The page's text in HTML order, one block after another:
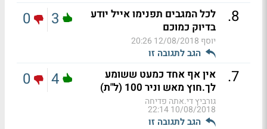
8
.
לכל המגבים תפנימו אייל יודע
בדיוק כמוכם
יוסף 12/08/2018 20:26
הגב לתגובה זו
3
0
7
.
אין אף אחד כמעט ששומע
לך.חוץ מאש וניר 100 (ל"ת)
גורביץ די.אתה פדיחה
10/08/2018 22:14
הגב לתגובה זו
4
0